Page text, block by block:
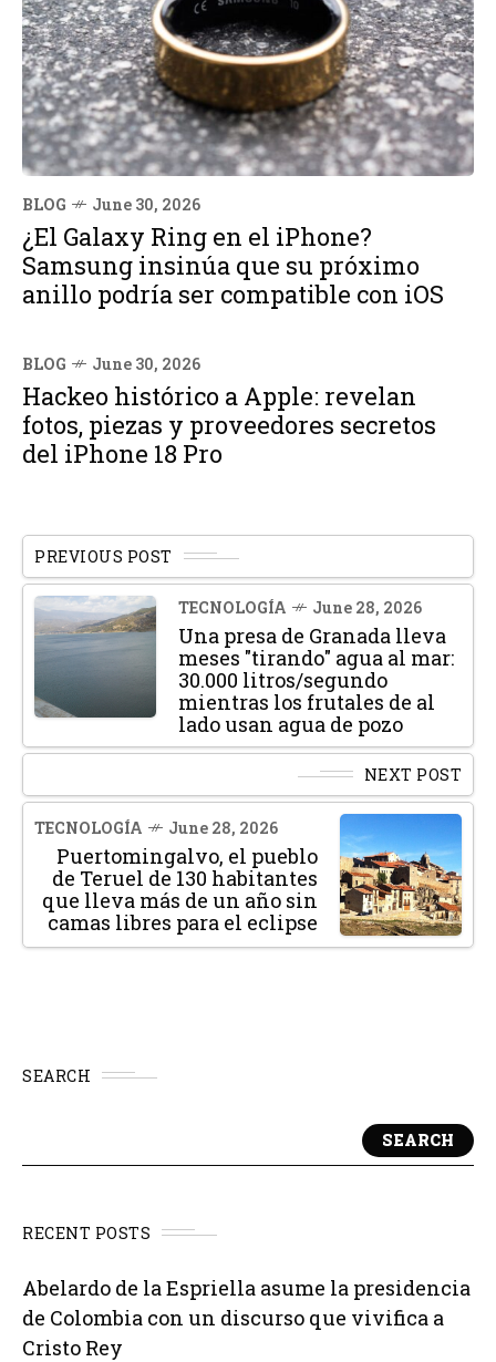
BLOG June 30, 2026
¿El Galaxy Ring en el iPhone?
Samsung insinúa que su próximo
anillo podría ser compatible con iOS
BLOG June 30, 2026
Hackeo histórico a Apple: revelan
fotos, piezas y proveedores secretos
del iPhone 18 Pro
PREVIOUS POST
TECNOLOGÍA June 28, 2026
Una presa de Granada lleva
meses "tirando" agua al mar:
30.000 litros/segundo
mientras los frutales de al
lado usan agua de pozo
NEXT POST
TECNOLOGÍA June 28, 2026
Puertomingalvo, el pueblo
de Teruel de 130 habitantes
que lleva más de un año sin
camas libres para el eclipse
SEARCH
SEARCH
RECENT POSTS
Abelardo de la Espriella asume la presidencia
de Colombia con un discurso que vivifica a
Cristo Rey